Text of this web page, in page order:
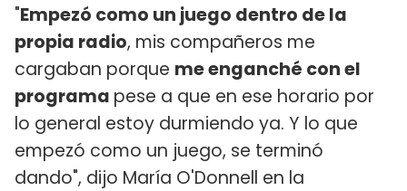
"Empezó como un juego dentro de la
propia radio, mis compañeros me
cargaban porque me enganché con el
programa pese a que en ese horario por
lo general estoy durmiendo ya. Y lo que
empezó como un juego, se terminó
dando", dijo María O'Donnell en la